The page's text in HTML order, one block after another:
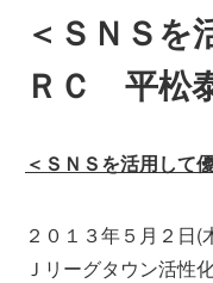
＜ＳＮＳ
ＲＣ 平松
＜ＳＮＳを活用し
２０１３年５月２日(
Ｊリーグタウン活性